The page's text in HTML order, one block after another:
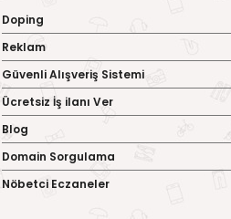
Doping
Reklam
Güvenli Alışveriş Sistemi
Ücretsiz İş ilanı Ver
Blog
Domain Sorgulama
Nöbetci Eczaneler